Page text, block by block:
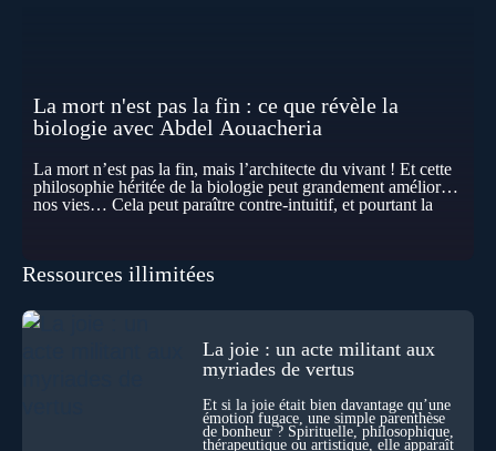
La mort n'est pas la fin : ce que révèle la
biologie avec Abdel Aouacheria
La mort n’est pas la fin, mais l’architecte du vivant ! Et cette
philosophie héritée de la biologie peut grandement améliorer
nos vies… Cela peut paraître contre-intuitif, et pourtant la
se construisent grâce à des milliers de morts cellulaires
effacements nécessaires façonnent la vie elle-même. À toutes
les échelles, la mort apparaît moins comme une rupture que
comme une logique active du vivant. Alors, la biologie peut-
elle transformer notre manière de penser la mort ? Existe-t-il
des ponts avec nos intuitions métaphysiques sur le cycle de
l’âme ? Nous en parlons avec Abdel Aouacheria, docteur en
biochimie et spécialiste de la mort cellulaire.
Ressources illimitées
La joie : un acte militant aux
myriades de vertus
Et si la joie était bien davantage qu’une
émotion fugace, une simple parenthèse
de bonheur ? Spirituelle, philosophique,
thérapeutique ou artistique, elle apparaît